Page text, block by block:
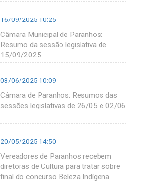
16/09/2025 10:25
Câmara Municipal de Paranhos:
Resumo da sessão legislativa de
15/09/2025
03/06/2025 10:09
Câmara de Paranhos: Resumos das
sessões legislativas de 26/05 e 02/06
20/05/2025 14:50
Vereadores de Paranhos recebem
diretoras de Cultura para tratar sobre
final do concurso Beleza Indígena